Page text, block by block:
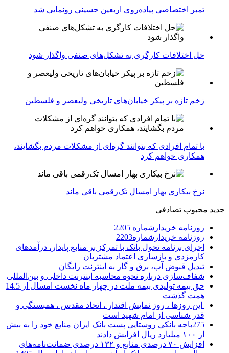
تمبر اختصاصی پیاده‌روی اربعین حسینی رونمایی شد
حل اختلافات کارگری به تشکل‌های صنفی واگذار شود
زخم تازه بر پیکر خیابان‌های تاریخی ولیعصر و فلسطین
با تمام افرادی که بتوانند گره‌ای از مشکلات مردم بگشایند،
همکاری خواهم کرد
نرخ بیکاری بهار امسال تک‌رقمی باقی ماند
جدید محبوب تصادفی
روزنامه خریدارشماره 2205
روزنامه خریدارشماره2203
اجرای برنامه تحول بانک با تمرکز بر منابع پایدار، درآمدهای
کارمزدی و بازسازی اعتماد مشتریان
تبدیل قبوض آب، برق و گاز به اینترنت رایگان
شفاف‌سازی درباره نحوه محاسبه اینترنت داخلی و بین‌المللی
حق بیمه تولیدی بیمه ملت در چهار ماه نخست امسال از 14.5
همت گذشت
این روزها ، روز نمایش اقتدار ، اتحاد مقدس ، همبستگی و
قدر شناسی از امام شهید است
275باجه بانکی روستایی پست بانک ایران منابع خود را به بیش
از ۱۰۰ میلیارد ریال افزایش دادند
افزایش ۷۰ درصدی منابع و ۱۳۲ درصدی ضمانت‌نامه‌های